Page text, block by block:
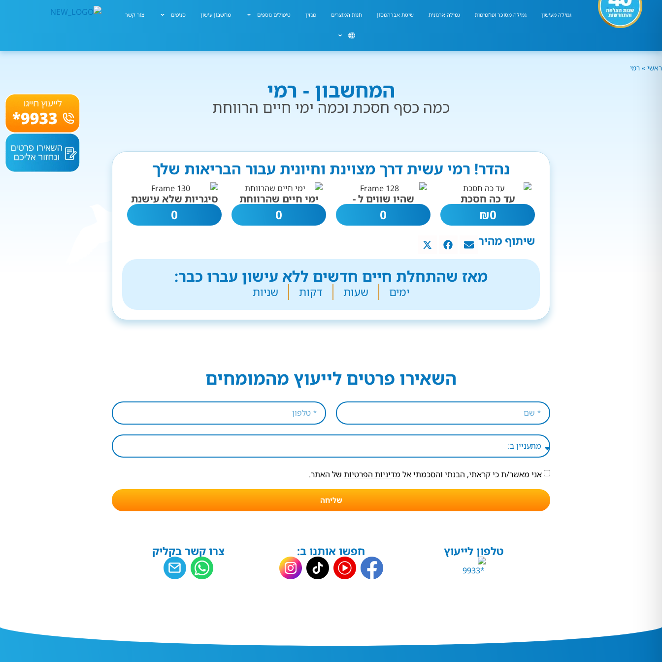
גמילה מעישון גמילה מסוכר ופחמימות גמילה ארגונית שיטת אברהמסון חנות המוצרים מגזין טיפולים נוספים מחשבון עישון סניפים צור קשר
ראשי » רמי
המחשבון - רמי
כמה כסף חסכת וכמה ימי חיים הרווחת
נהדר! רמי עשית דרך מצוינת וחיונית עבור הבריאות שלך
עד כה חסכת
0
₪
שהיו שווים ל -
0
ימי חיים שהרווחת
0
סיגריות שלא עישנת
0
שיתוף מהיר
מאז שהתחלת חיים חדשים ללא עישון עברו כבר:
ימים שעות דקות שניות
השאירו פרטים לייעוץ מהמומחים
אני מאשר/ת כי קראתי, הבנתי והסכמתי אל מדיניות הפרטיות של האתר.
שליחה
טלפון לייעוץ חפשו אותנו ב: צרו קשר בקליק